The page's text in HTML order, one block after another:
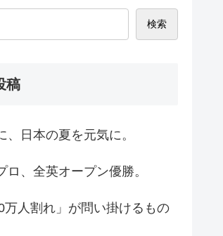
検索
稿
、日本の夏を元気に。
ロ、全英オープン優勝。
万人割れ」が問い掛けるもの